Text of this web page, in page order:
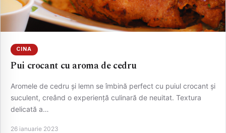
CINA
Pui crocant cu aroma de cedru
Aromele de cedru și lemn se îmbină perfect cu puiul crocant și
suculent, creând o experiență culinară de neuitat. Textura
delicată a…
26 ianuarie 2023